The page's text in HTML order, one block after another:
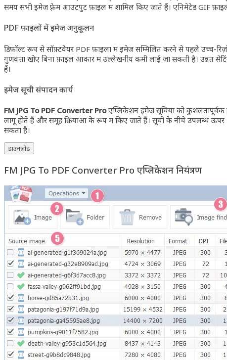
समय सभी इमेज फ़्रेम आउटपुट फ़ाइल में शामिल किए जाते हैं। एनिमेटेड GIF
PDF फ़ाइलों में इमेज अनुकूलन
डिफ़ॉल्ट रूप से सॉफ़्टवेयर PDF फ़ाइलों में इमेज सम्मिलित करने से पहले उच्च-
गुणवत्ता खोए बिना फ़ाइल आकार में उल्लेखनीय कमी लाई जा सकती है। उन्नत
हैं।
इमेज सूची संपादन कार्य
FM JPG To PDF Converter Proएप्लिकेशन इमेज सूचियों को कुशलतापूर्वक
लागू होते हैं और समूह क्रियाओं के रूप में किए जाते हैं। सूची के नीचे उपलब्ध ऊपर
सकता है।
डाउनलोड
FM JPG To PDF Converter Pro एप्लिकेशन नियंत्रण